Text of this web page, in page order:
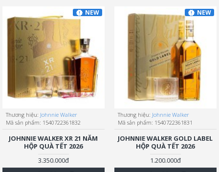
NEW
Thương hiệu: Johnnie Walker
Mã sản phẩm: 1540722361832
JOHNNIE WALKER XR 21 NĂM
HỘP QUÀ TẾT 2026
3.350.000đ
NEW
Thương hiệu: Johnnie Walker
Mã sản phẩm: 1540722361831
JOHNNIE WALKER GOLD LABEL
HỘP QUÀ TẾT 2026
1.200.000đ